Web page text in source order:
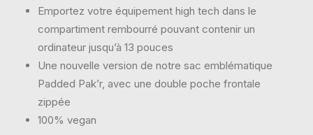
Emportez votre équipement high tech dans le
compartiment rembourré pouvant contenir un
ordinateur jusqu’à 13 pouces
Une nouvelle version de notre sac emblématique
Padded Pak’r, avec une double poche frontale
zippée
100% vegan